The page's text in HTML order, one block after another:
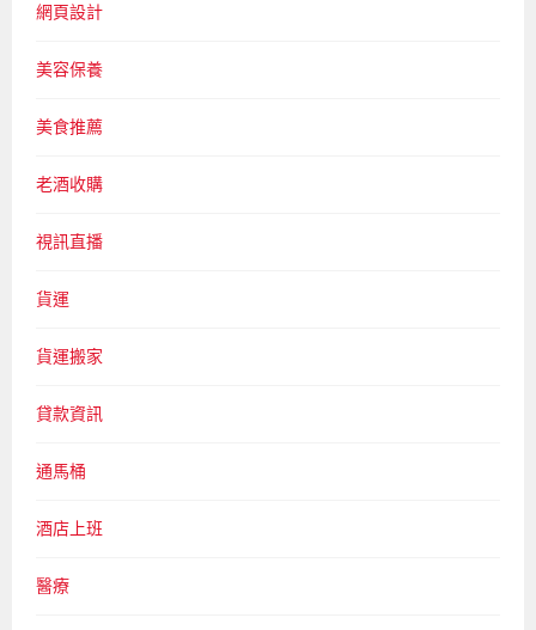
網頁設計
美容保養
美食推薦
老酒收購
視訊直播
貨運
貨運搬家
貸款資訊
通馬桶
酒店上班
醫療